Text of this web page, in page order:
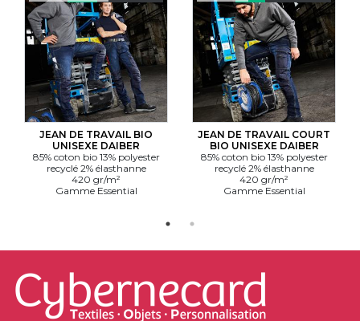
JEAN DE TRAVAIL BIO
UNISEXE DAIBER
85% coton bio 13% polyester
recyclé 2% élasthanne
420 gr/m²
Gamme Essential
JEAN DE TRAVAIL COURT
BIO UNISEXE DAIBER
85% coton bio 13% polyester
recyclé 2% élasthanne
420 gr/m²
Gamme Essential